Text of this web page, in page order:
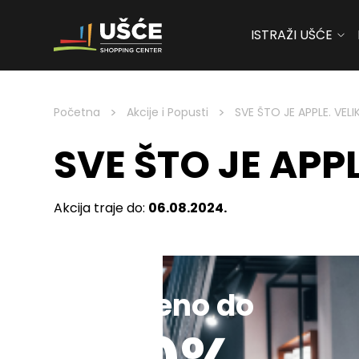
Skip to content
ISTRAŽI UŠĆE
Početna > Akcije i Popusti > SVE ŠTO JE APPLE.
SVE ŠTO JE
Akcija traje do: 06.08.2024.
Sniženo do